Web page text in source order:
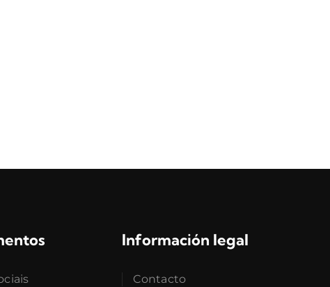
Información legal
Contacto